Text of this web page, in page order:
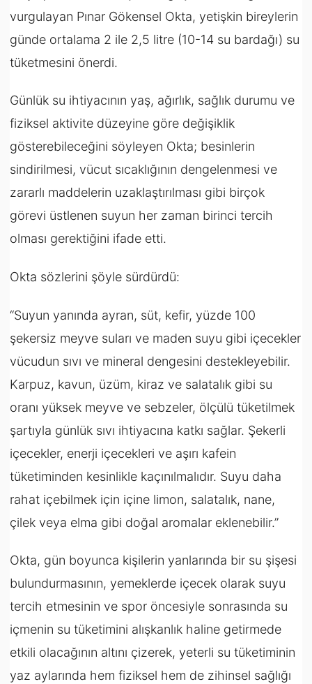
vurgulayan Pınar Gökensel Okta, yetişkin bireylerin
günde ortalama 2 ile 2,5 litre (10-14 su bardağı) su
tüketmesini önerdi.
Günlük su ihtiyacının yaş, ağırlık, sağlık durumu ve
fiziksel aktivite düzeyine göre değişiklik
gösterebileceğini söyleyen Okta; besinlerin
sindirilmesi, vücut sıcaklığının dengelenmesi ve
zararlı maddelerin uzaklaştırılması gibi birçok
görevi üstlenen suyun her zaman birinci tercih
olması gerektiğini ifade etti.
Okta sözlerini şöyle sürdürdü:
“Suyun yanında ayran, süt, kefir, yüzde 100
şekersiz meyve suları ve maden suyu gibi içecekler
vücudun sıvı ve mineral dengesini destekleyebilir.
Karpuz, kavun, üzüm, kiraz ve salatalık gibi su
oranı yüksek meyve ve sebzeler, ölçülü tüketilmek
şartıyla günlük sıvı ihtiyacına katkı sağlar. Şekerli
içecekler, enerji içecekleri ve aşırı kafein
tüketiminden kesinlikle kaçınılmalıdır. Suyu daha
rahat içebilmek için içine limon, salatalık, nane,
çilek veya elma gibi doğal aromalar eklenebilir.”
Okta, gün boyunca kişilerin yanlarında bir su şişesi
bulundurmasının, yemeklerde içecek olarak suyu
tercih etmesinin ve spor öncesiyle sonrasında su
içmenin su tüketimini alışkanlık haline getirmede
etkili olacağının altını çizerek, yeterli su tüketiminin
yaz aylarında hem fiziksel hem de zihinsel sağlığı